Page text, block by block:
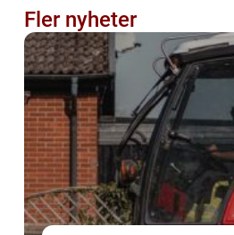
Fler nyheter